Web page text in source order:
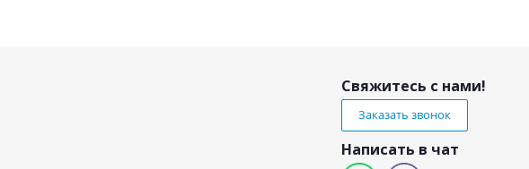
Свяжитесь с нами!
Заказать звонок
Написать в чат